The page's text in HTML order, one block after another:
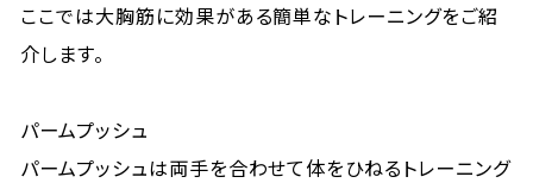
ここでは大胸筋に効果がある簡単なトレーニングをご紹
介します。
パームプッシュ
パームプッシュは両手を合わせて体をひねるトレーニング